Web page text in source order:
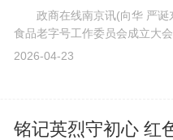
政商在线南京讯(向华 严诞
食品老字号工作委员会成立大
议。国务院原参事任玉岭在会
2026-04-23
铭记英烈守初心 红